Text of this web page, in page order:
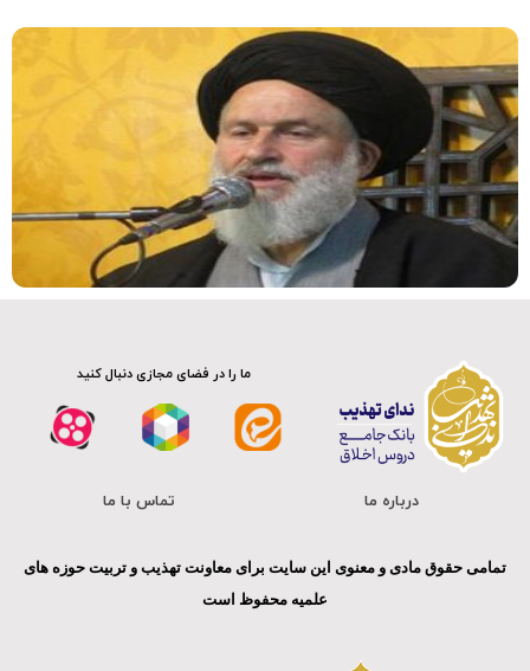
ما را در فضای مجازی دنبال کنید
درباره ما تماس با ما
تمامی حقوق مادی و معنوی این سایت برای معاونت تهذیب و تربیت حوزه های
علمیه محفوظ است